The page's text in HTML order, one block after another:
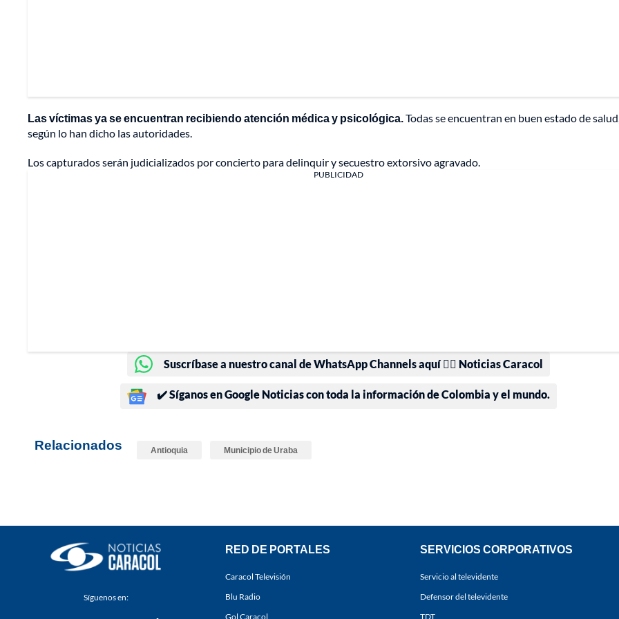
Las víctimas ya se encuentran recibiendo atención médica y psicológica.Todas se encuentran en buen estado de
según lo han dicho las autoridades.
Los capturados serán judicializados por concierto para delinquir y secuestro extorsivo agravado.
PUBLICIDAD
Suscríbase a nuestro canal de WhatsApp Channels aquí 👉🏻 Noticias Caracol
✔️ Síganos en Google Noticias con toda la información de Colombia y el mundo.
Relacionados Antioquia Municipio de Uraba
Síguenos en:
RED DE PORTALES
Caracol Televisión
Blu Radio
Gol Caracol
SERVICIOS CORPORATIVOS
Servicio al televidente
Defensor del televidente
TDT